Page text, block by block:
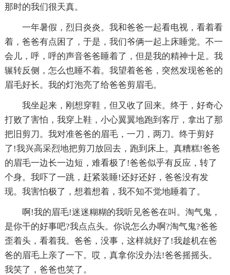
那时的我们很天真。
一年暑假，烈日炎炎。我和爸爸一起看电视，看着看
着，爸爸有点困了，于是，我们爷俩一起上床睡觉。不一
会儿，呼，呼的声音爸爸睡着了，但是我的精神十足。我
辗转反侧，怎么也睡不着。我望着爸爸，突然发现爸爸的
眉毛好长。我的灯泡亮了给爸爸剪眉毛。
我坐起来，刚想穿鞋，但又收了回来。终于，好奇心
打败了害怕，我穿上鞋，小心翼翼地跑到客厅，拿出了那
把旧剪刀。我对准爸爸的眉毛，一刀，两刀。终于剪好
了!我兴高采烈地把剪刀放回去，跑到床上。真糟糕!爸爸
的眉毛一边长一边短，难看极了!爸爸似乎有反应，转了
个身。我吓了一跳，赶紧装睡!还好还好，爸爸没有发
现。我害怕极了，想着想着，我不知不觉地睡着了。
啊!我的眉毛!迷迷糊糊的我听见爸爸在叫。淘气鬼，
是你干的好事吧?我点点头。你说怎么办啊?淘气鬼?爸爸
歪着头，看着我。爸爸，没事，这样就好了!我趁机在爸
爸的眉毛上亲了一下。哎，真拿你没办法!爸爸摇摇头。
我笑了，爸爸也笑了。